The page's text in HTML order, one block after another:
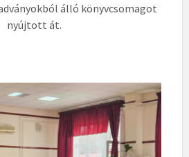
álló könyvcsomagot
nyújtott át.